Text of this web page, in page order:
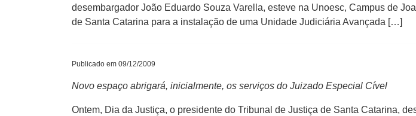
desembargador João Eduardo Souza Varella, esteve na Unoesc, Campus de
de Santa Catarina para a instalação de uma Unidade Judiciária Avançada […]
Publicado em 09/12/2009
Novo espaço abrigará, inicialmente, os serviços do Juizado Especial Cível
Ontem, Dia da Justiça, o presidente do Tribunal de Justiça de Santa Catarina,